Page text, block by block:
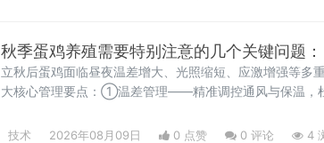
秋季蛋鸡养殖需要特别注意的几个关键问题：
立秋后蛋鸡面临昼夜温差增大、光照缩短、应激增强等多
大核心管理要点：①温差管理——精准调控通风与保温，
整——逐步提高能量水平，强化含硫氨基酸、维生素（VA/
技术 2026年08月09日 0 点赞 0 评论 4